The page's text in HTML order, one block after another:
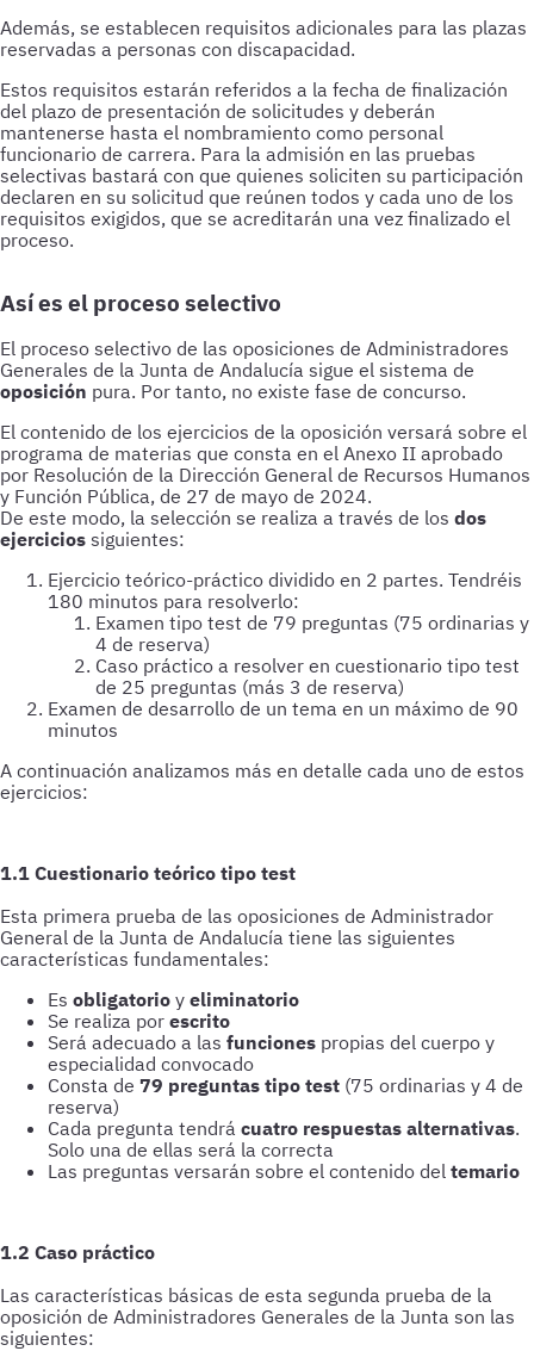
Además, se establecen requisitos adicionales para las plazas
reservadas a personas con discapacidad.
Así es el proceso selectivo
El proceso selectivo de las oposiciones de Administradores
Generales de la Junta de Andalucía sigue el sistema de
oposición pura. Por tanto, no existe fase de concurso.
De este modo, la selección se realiza a través de los dos
ejercicios siguientes:
Ejercicio teórico-práctico dividido en 2 partes. Tendréis
180 minutos para resolverlo:
Examen tipo test de 79 preguntas (75 ordinarias y
4 de reserva)
Caso práctico a resolver en cuestionario tipo test
de 25 preguntas (más 3 de reserva)
Examen de desarrollo de un tema en un máximo de 90
minutos
A continuación analizamos más en detalle cada uno de estos
ejercicios:
1.1 Cuestionario teórico tipo test
Esta primera prueba de las oposiciones de Administrador
General de la Junta de Andalucía tiene las siguientes
características fundamentales:
Es obligatorio y eliminatorio
Se realiza por escrito
Será adecuado a las funciones propias del cuerpo y
especialidad convocado
Consta de 79 preguntas tipo test (75 ordinarias y 4 de
reserva)
Cada pregunta tendrá cuatro respuestas alternativas.
Solo una de ellas será la correcta
Las preguntas versarán sobre el contenido del temario
1.2 Caso práctico
Las características básicas de esta segunda prueba de la
oposición de Administradores Generales de la Junta son las
siguientes: